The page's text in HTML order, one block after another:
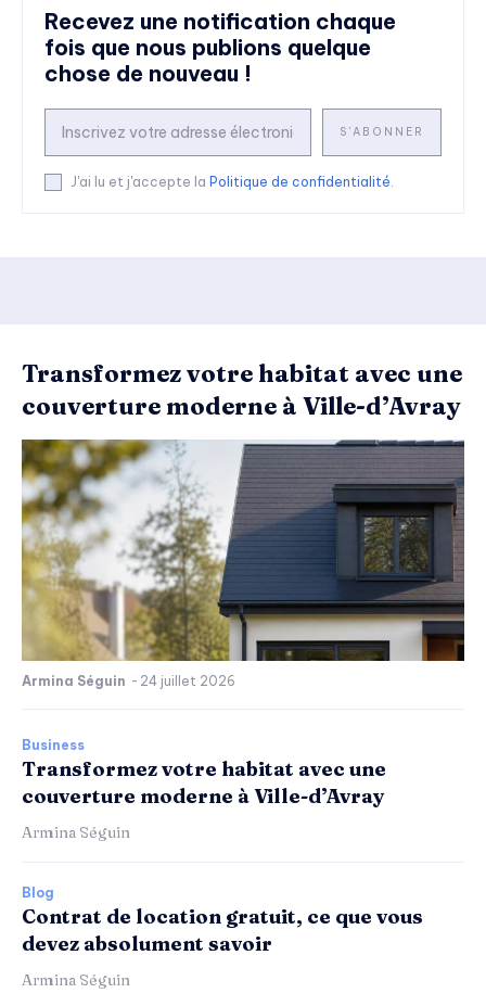
Recevez une notification chaque
fois que nous publions quelque
chose de nouveau !
S'ABONNER
J'ai lu et j'accepte la Politique de confidentialité
Transformez votre habitat avec une
couverture moderne à Ville-d’Avray
Armina Séguin - 24 juillet 2026
Business
Transformez votre habitat avec une
couverture moderne à Ville-d’Avray
Armina Séguin
Blog
Contrat de location gratuit, ce que vous
devez absolument savoir
Armina Séguin